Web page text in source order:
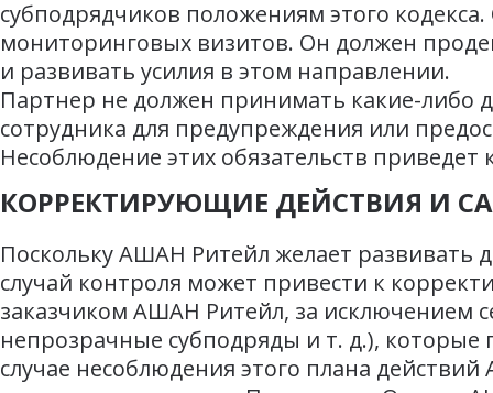
субподрядчиков положениям этого
мониторинговых визитов. Он должен
и развивать усилия в этом направлении.
Партнер не должен принимать какие-
сотрудника для предупреждения или
Несоблюдение этих обязательств
КОРРЕКТИРУЮЩИЕ ДЕЙСТВИЯ И
Поскольку АШАН Ритейл желает
случай контроля может привести к
заказчиком АШАН Ритейл, за исключением
непрозрачные субподряды и т. д.),
случае несоблюдения этого плана